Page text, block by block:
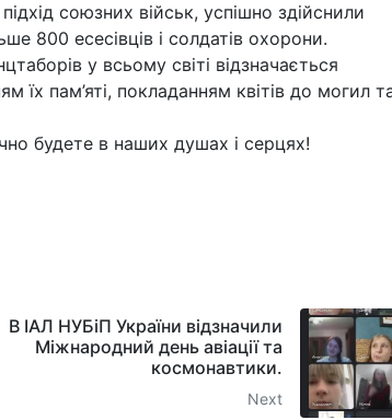
союзних військ, успішно здійснили
800 есесівців і солдатів охорони.
у всьому світі відзначається
їх пам’яті, покладанням квітів до могил
будете в наших душах і серцях!
В ІАЛ НУБіП України відзначили
Міжнародний день авіації та
космонавтики.
Next